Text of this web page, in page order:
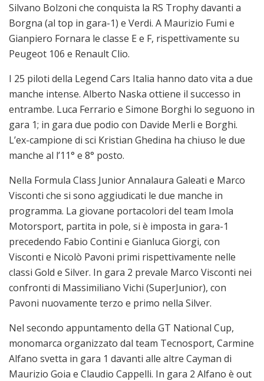
Silvano Bolzoni che conquista la RS Trophy davanti a
Borgna (al top in gara-1) e Verdi. A Maurizio Fumi e
Gianpiero Fornara le classe E e F, rispettivamente su
Peugeot 106 e Renault Clio.
I 25 piloti della Legend Cars Italia hanno dato vita a due
manche intense. Alberto Naska ottiene il successo in
entrambe. Luca Ferrario e Simone Borghi lo seguono in
gara 1; in gara due podio con Davide Merli e Borghi.
L’ex-campione di sci Kristian Ghedina ha chiuso le due
manche al l’11° e 8° posto.
Nella Formula Class Junior Annalaura Galeati e Marco
Visconti che si sono aggiudicati le due manche in
programma. La giovane portacolori del team Imola
Motorsport, partita in pole, si è imposta in gara-1
precedendo Fabio Contini e Gianluca Giorgi, con
Visconti e Nicolò Pavoni primi rispettivamente nelle
classi Gold e Silver. In gara 2 prevale Marco Visconti nei
confronti di Massimiliano Vichi (SuperJunior), con
Pavoni nuovamente terzo e primo nella Silver.
Nel secondo appuntamento della GT National Cup,
monomarca organizzato dal team Tecnosport, Carmine
Alfano svetta in gara 1 davanti alle altre Cayman di
Maurizio Goia e Claudio Cappelli. In gara 2 Alfano è out